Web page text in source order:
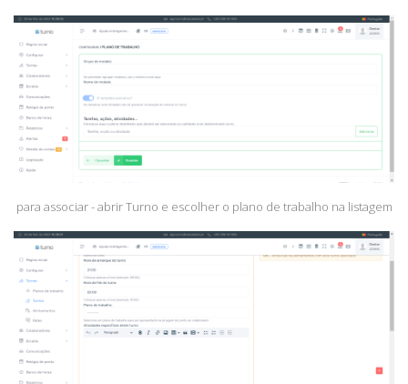
para associar - abrir Turno e escolher o plano de trabalho na listagem